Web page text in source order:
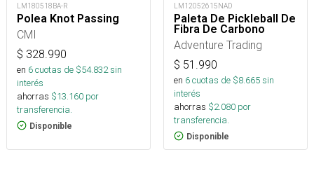
LM180518BA-R
Polea Knot Passing
CMI
$ 328.990
en 6cuotas de $54.832sin
interés
ahorras $13.160 por
transferencia.
Disponible
LM12052615NAD
Paleta De Pickleball De
Fibra De Carbono
Adventure Trading
$ 51.990
en 6cuotas de $8.665sin
interés
ahorras $2.080 por
transferencia.
Disponible